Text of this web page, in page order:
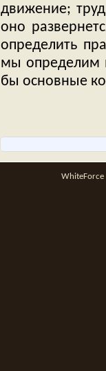
движение;
оно
определить
мы определим
бы основные